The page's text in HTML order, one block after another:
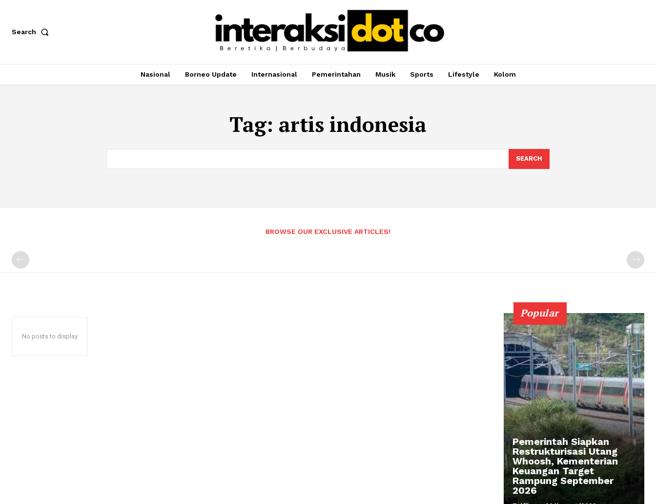
Search
Nasional Borneo Update Internasional Pemerintahan Musik Sports Lifestyle Kolom
Tag: artis indonesia
SEARCH
BROWSE OUR EXCLUSIVE ARTICLES!
No posts to display
Popular
Pemerintah Siapkan
Restrukturisasi Utang
Whoosh, Kementerian
Keuangan Target
Rampung September
2026